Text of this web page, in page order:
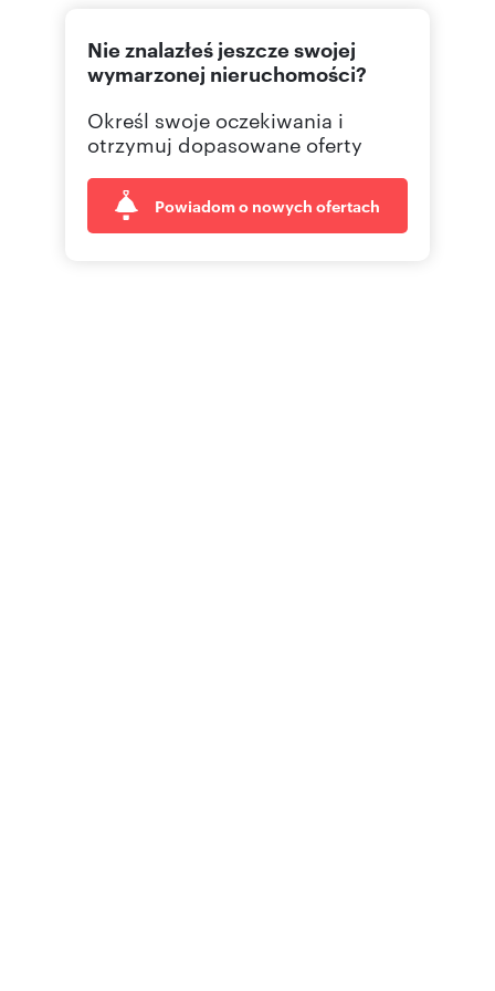
Nie znalazłeś jeszcze swojej
wymarzonej nieruchomości?
Określ swoje oczekiwania i
otrzymuj dopasowane oferty
Powiadom o nowych ofertach